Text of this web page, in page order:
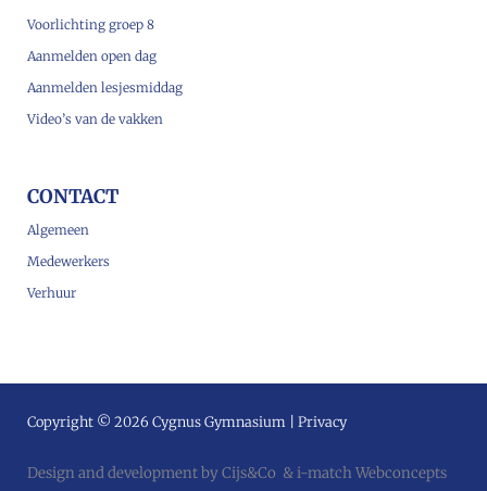
Voorlichting groep 8
Aanmelden open dag
Aanmelden lesjesmiddag
Video’s van de vakken
CONTACT
Algemeen
Medewerkers
Verhuur
Copyright © 2026 Cygnus Gymnasium | Privacy
Design and development by Cijs&Co &i-match Webconcepts